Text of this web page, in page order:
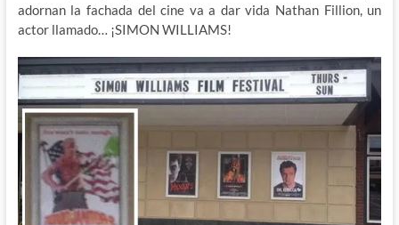
adornan la fachada del cine va a dar vida Nathan Fillion, un
actor llamado… ¡SIMON WILLIAMS!